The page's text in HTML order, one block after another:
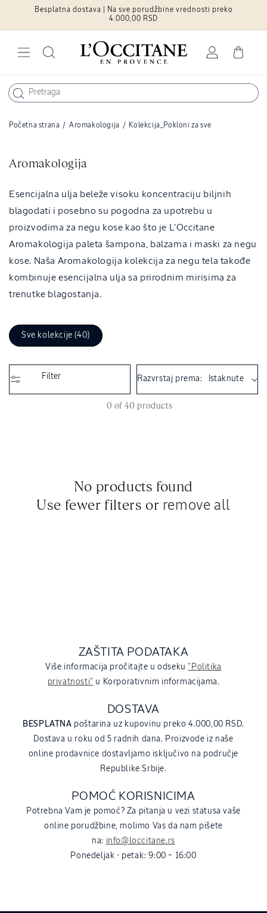
Pređite naBesplatna dostava | Na sve porudžbine vrednosti preko
4.000,00 RSD
in
Cart
Početna strana / Aromakologija / Kolekcija_Pokloni za sve
C
l
l
e
c
t
i
Aromakologija
Esencijalna ulja beleže visoku koncentraciju biljnih
blagodati i posebno su pogodna za upotrebu u
proizvodima za negu kose kao što je L'Occitane
Aromakologija paleta šampona, balzama i maski za negu
kose. Naša Aromakologija kolekcija za negu tela takođe
kombinuje esencijalna ulja sa prirodnim mirisima za
trenutke blagostanja.
Sve kolekcije (40)
Filter Razvrstaj prema:
0 of 40 products
No products found
Use fewer filters or remove all
ZAŠTITA PODATAKA
Više informacija pročitajte u odseku"Politika
privatnosti" u Korporativnim informacijama.
DOSTAVA
BESPLATNA poštarina uz kupovinu preko 4.000,00 RSD.
Dostava u roku od 5 radnih dana. Proizvode iz naše
online prodavnice dostavljamo isključivo na područje
Republike Srbije.
POMOĆ KORISNICIMA
Potrebna Vam je pomoć? Za pitanja u vezi statusa vaše
online porudžbine, molimo Vas da nam pišete
na: info@loccitane.rs
Ponedeljak - petak: 9:00 – 16:00